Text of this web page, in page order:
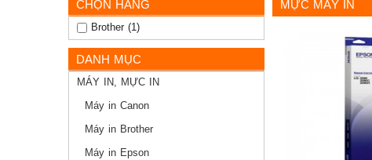
CHỌN HÃNG
Brother (1)
DANH MỤC
MÁY IN, MỰC IN
Máy in Canon
Máy in Brother
Máy in Epson
MỰC MÁY IN